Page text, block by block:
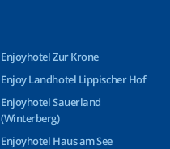
Enjoyhotel Zur Krone
Enjoy Landhotel Lippischer Hof
Enjoyhotel Sauerland
(Winterberg)
Enjoyhotel Haus am See